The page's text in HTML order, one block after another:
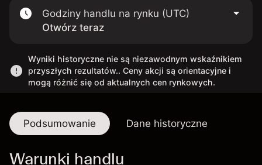
Godziny handlu na rynku (UTC)
Otwórz teraz
Wyniki historyczne nie są niezawodnym wskaźnikiem
przyszłych rezultatów.. Ceny akcji są orientacyjne i
mogą różnić się od aktualnych cen rynkowych.
Podsumowanie Dane historyczne
Warunki handlu